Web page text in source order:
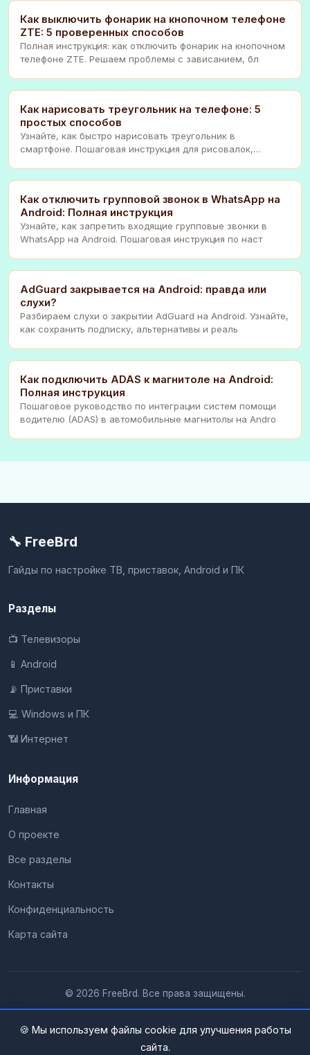
Как выключить фонарик на кнопочном телефоне
ZTE: 5 проверенных способов
Полная инструкция: как отключить фонарик на кнопочном
телефоне ZTE. Решаем проблемы с зависанием, бл
Как нарисовать треугольник на телефоне: 5
простых способов
Узнайте, как быстро нарисовать треугольник в
смартфоне. Пошаговая инструкция для рисовалок,
Как отключить групповой звонок в WhatsApp на
Android: Полная инструкция
Узнайте, как запретить входящие групповые звонки в
WhatsApp на Android. Пошаговая инструкция по наст
AdGuard закрывается на Android: правда или
слухи?
Разбираем слухи о закрытии AdGuard на Android. Узнайте,
как сохранить подписку, альтернативы и реаль
Как подключить ADAS к магнитоле на Android:
Полная инструкция
Пошаговое руководство по интеграции систем помощи
водителю (ADAS) в автомобильные магнитолы на Andro
🔧 FreeBrd
Гайды по настройке ТВ, приставок, Android и ПК
Разделы
📺 Телевизоры
📱 Android
📡 Приставки
💻 Windows и ПК
📶 Интернет
Информация
Главная
О проекте
Все разделы
Контакты
Конфиденциальность
Карта сайта
© 2026 FreeBrd. Все права защищены.
🍪 Мы используем файлы cookie для улучшения работы
сайта.